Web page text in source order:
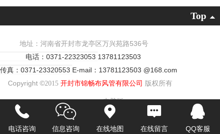
Top
地址：河南省开封市龙亭区万兴苑路536号
电话：0371-22323053 13781123503
传真：0371-23320553 E-mail：13781123503 @168.com
Copyright ©2015 开封市锦畅布风管有限公司 版权所有
电脑版
电话咨询 信息咨询 在线地图 在线留言 QQ客服